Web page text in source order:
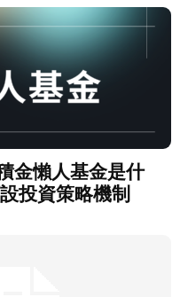
金懶人基金是什
投資策略機制